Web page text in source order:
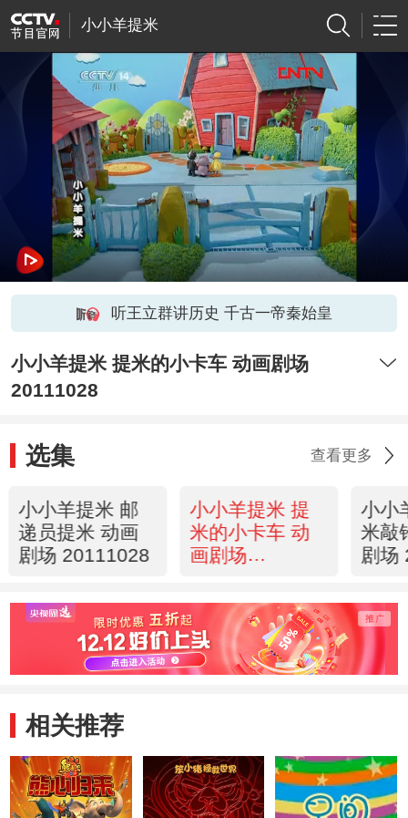
小小羊提米
听王立群讲历史 千古一帝秦始皇
小小羊提米 提米的小卡车 动画剧场
20111028
选集 查看更多
小小羊提米 邮
递员提米 动画
剧场 20111028
小小羊提米 提
米的小卡车 动
画剧场
小小
米敲
剧场
相关推荐